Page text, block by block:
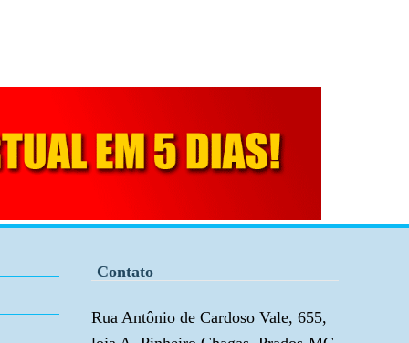
Contato
Rua Antônio de Cardoso Vale, 655,